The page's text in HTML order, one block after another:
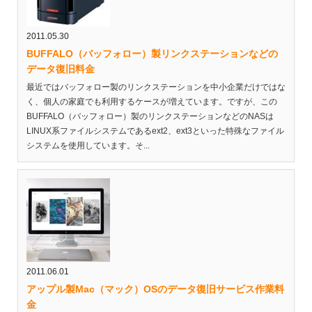
2011.05.30
BUFFALO（バッフォロー）製リンクステーションなどの
データ復旧料金
最近ではバッフォロー製のリンクステーションを中小企業だけではな
く、個人の家庭でも利用するケースが増えています。ですが、この
BUFFALO（バッフォロー）製のリンクステーションなどのNASは
LINUX系ファイルシステムであるext2、ext3といった特殊なファイル
システムを使用しています。そ...
2011.06.01
アップル製Mac（マック）OSのデータ復旧サービス作業料
金